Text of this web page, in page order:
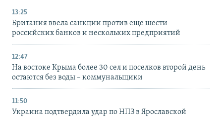
13:25
Британия ввела санкции против еще шести
российских банков и нескольких предприятий
12:47
На востоке Крыма более 30 сел и поселков второй день
остаются без воды – коммунальщики
11:50
Украина подтвердила удар по НПЗ в Ярославской